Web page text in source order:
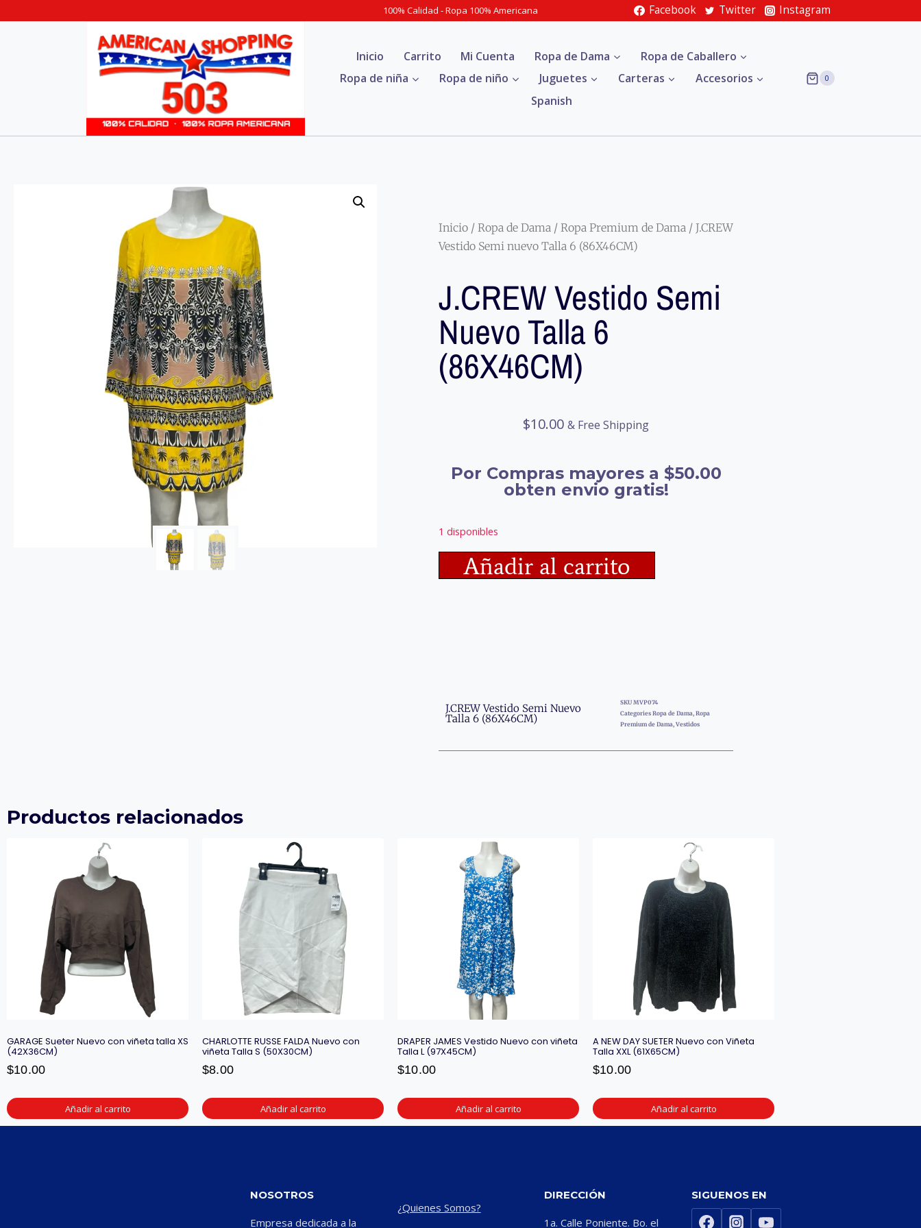
100% Calidad - Ropa 100% Americana Facebook Twitter Instagram
Inicio Carrito Mi Cuenta Ropa de Dama
Ropa de Caballero
Ropa de niña
Ropa de niño Juguetes Carteras
Accesorios
Spanish
0
Inicio / Ropa de Dama / Ropa Premium de Dama / J.CREW
Vestido Semi nuevo Talla 6 (86X46CM)
J.CREW Vestido Semi
Nuevo Talla 6
(86X46CM)
$10.00 & Free Shipping
Por Compras mayores a $50.00
obten envio gratis!
1 disponibles
Añadir al carrito
J.CREW Vestido Semi Nuevo
Talla 6 (86X46CM)
SKU MVP074
Categories Ropa de Dama, Ropa
Premium de Dama, Vestidos
Productos relacionados
GARAGE Sueter Nuevo con viñeta talla XS
(42X36CM)
$10.00
Añadir al carrito
CHARLOTTE RUSSE FALDA Nuevo con
viñeta Talla S (50X30CM)
$8.00
Añadir al carrito
DRAPER JAMES Vestido Nuevo con viñeta
Talla L (97X45CM)
$10.00
Añadir al carrito
A NEW DAY SUETER Nuevo con Viñeta
Talla XXL (61X65CM)
$10.00
Añadir al carrito
NOSOTROS
Empresa dedicada a la
¿Quienes Somos?
DIRECCIÓN
1a. Calle Poniente. Bo. el
SIGUENOS EN